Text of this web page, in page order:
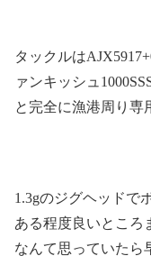
タックルは
ァンキッシュ
と完全に漁港周り専
1.3gのジグヘッドで
ある程度良いところ
なんて思っていたら